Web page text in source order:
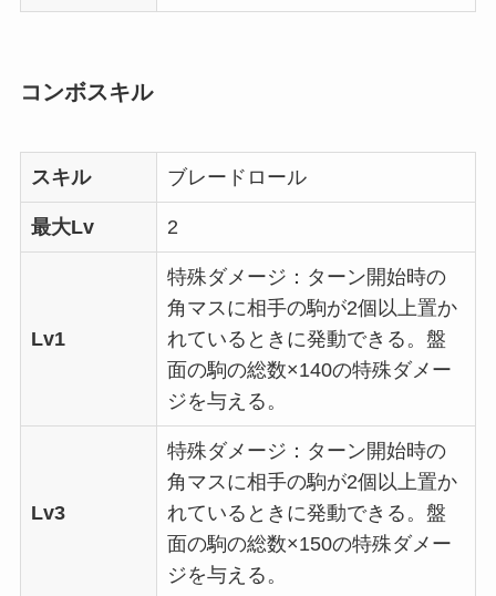
コンボスキル
スキル ブレードロール
最大Lv 2
Lv1
特殊ダメージ：ターン開始時の
角マスに相手の駒が2個以上置か
れているときに発動できる。盤
面の駒の総数×140の特殊ダメー
ジを与える。
Lv3
特殊ダメージ：ターン開始時の
角マスに相手の駒が2個以上置か
れているときに発動できる。盤
面の駒の総数×150の特殊ダメー
ジを与える。